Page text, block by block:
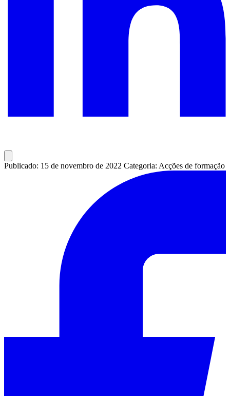
Publicado: 15 de novembro de 2022 Categoria: Acções de formação